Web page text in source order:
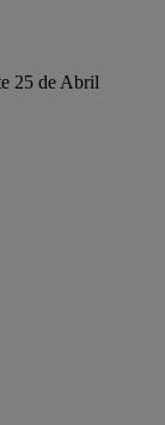
25 de Abril